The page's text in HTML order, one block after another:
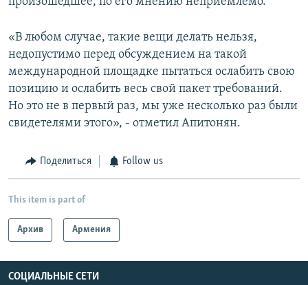
«В любом случае, такие вещи делать нельзя,
недопустимо перед обсуждением на такой
международной площадке пытаться ослабить свою
позицию и ослабить весь свой пакет требований.
Но это не в первый раз, мы уже несколько раз были
свидетелями этого», - отметил Апитонян.
Поделиться Follow us
This item is part of
Архив Армения
СОЦИАЛЬНЫЕ СЕТИ